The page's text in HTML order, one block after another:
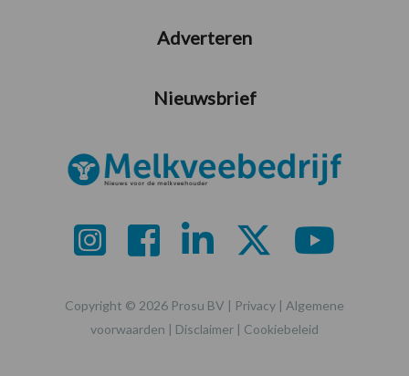
Adverteren
Nieuwsbrief
Copyright © 2026 Prosu BV | Privacy | Algemene
voorwaarden | Disclaimer | Cookiebeleid